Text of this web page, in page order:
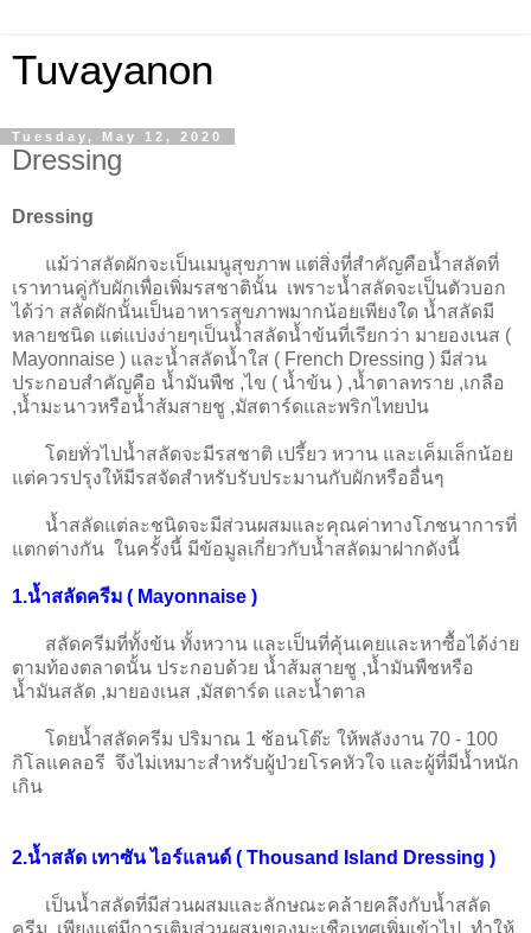
Tuvayanon
Tuesday, May 12, 2020
Dressing
Dressing
แม้ว่าสลัดผักจะเป็นเมนูสุขภาพ แต่สิ่งที่สำคัญคือน้ำสลัดที่
เราทานคู่กับผักเพื่อเพิ่มรสชาตินั้น เพราะน้ำสลัดจะเป็นตัวบอก
ได้ว่า สลัดผักนั้นเป็นอาหารสุขภาพมากน้อยเพียงใด น้ำสลัดมี
หลายชนิด แต่แบ่งง่ายๆเป็นน้ำสลัดน้ำข้นที่เรียกว่า มายองเนส (
Mayonnaise ) และน้ำสลัดน้ำใส ( French Dressing ) มีส่วน
ประกอบสำคัญคือ น้ำมันพืช ,ไข ( น้ำข้น ) ,น้ำตาลทราย ,เกลือ
,น้ำมะนาวหรือน้ำส้มสายชู ,มัสตาร์ดและพริกไทยป่น
โดยทั่วไปน้ำสลัดจะมีรสชาติ เปรี้ยว หวาน และเค็มเล็กน้อย
แต่ควรปรุงให้มีรสจัดสำหรับรับประมานกับผักหรืออื่นๆ
น้ำสลัดแต่ละชนิดจะมีส่วนผสมและคุณค่าทางโภชนาการที่
แตกต่างกัน ในครั้งนี้ มีข้อมูลเกี่ยวกับน้ำสลัดมาฝากดังนี้
1.น้ำสลัดครีม ( Mayonnaise )
สลัดครีมที่ทั้งข้น ทั้งหวาน และเป็นที่คุ้นเคยและหาซื้อได้ง่าย
ตามท้องตลาดนั้น ประกอบด้วย น้ำส้มสายชู ,น้ำมันพืชหรือ
น้ำมันสลัด ,มายองเนส ,มัสตาร์ด และน้ำตาล
โดยน้ำสลัดครีม ปริมาณ 1 ช้อนโต๊ะ ให้พลังงาน 70 - 100
กิโลแคลอรี จึงไม่เหมาะสำหรับผู้ป่วยโรคหัวใจ และผู้ที่มีน้ำหนัก
เกิน
2.น้ำสลัด เทาซัน ไอร์แลนด์ ( Thousand Island Dressing )
เป็นน้ำสลัดที่มีส่วนผสมและลักษณะคล้ายคลึงกับน้ำสลัด
ครีม เพียงแต่มีการเติมส่วนผสมของมะเชือเทศเพิ่มเข้าไป ทำให้